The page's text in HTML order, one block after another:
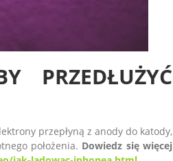
PRZEDŁUŻYĆ
przepłyną z anody do katody,
położenia. Dowiedz się więcej